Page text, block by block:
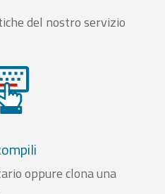
del nostro servizio
oppure clona una